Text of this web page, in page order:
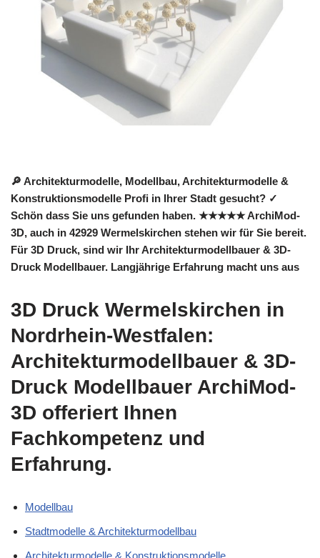
🔎 Architekturmodelle, Modellbau, Architekturmodelle &
Konstruktionsmodelle Profi in Ihrer Stadt gesucht? ✓
Schön dass Sie uns gefunden haben. ★★★★★ ArchiMod-
3D, auch in 42929 Wermelskirchen stehen wir für Sie bereit.
Für 3D Druck, sind wir Ihr Architekturmodellbauer & 3D-
Druck Modellbauer. Langjährige Erfahrung macht uns aus
3D Druck Wermelskirchen in
Nordrhein-Westfalen:
Architekturmodellbauer & 3D-
Druck Modellbauer ArchiMod-
3D offeriert Ihnen
Fachkompetenz und
Erfahrung.
Modellbau
Stadtmodelle & Architekturmodellbau
Architekturmodelle & Konstruktionsmodelle